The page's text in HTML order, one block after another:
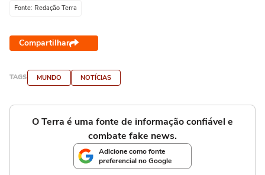
Fonte: Redação Terra
Compartilhar
TAGS MUNDO NOTÍCIAS
O Terra é uma fonte de informação confiável e
combate fake news.
Adicione como fonte
preferencial no Google